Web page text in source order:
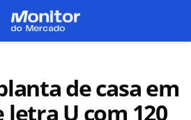
de casa em
U com 120